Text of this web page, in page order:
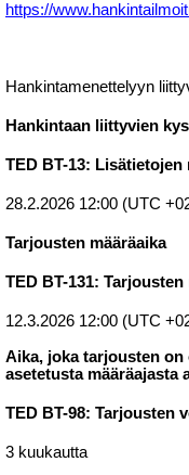
https://
Hankintamenettelyyn
Hankintaan liittyvien
TED BT-13: Lisätietojen
28.2.2026 12:00 (UTC
Tarjousten määräaika
TED BT-131: Tarjousten
12.3.2026 12:00 (UTC
Aika, joka tarjousten
asetetusta määräajasta
TED BT-98: Tarjousten
3 kuukautta